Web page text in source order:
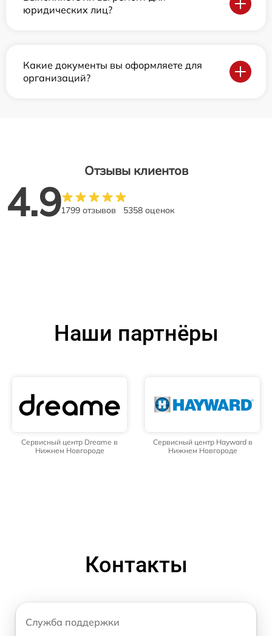
юридических лиц?
Какие документы вы оформляете для
организаций?
Отзывы клиентов
4.91799 отзывов 5358 оценок
Наши партнёры
Сервисный центр Dreame в
Нижнем Новгороде
Сервисный центр Hayward в
Нижнем Новгороде
Контакты
Служба поддержки